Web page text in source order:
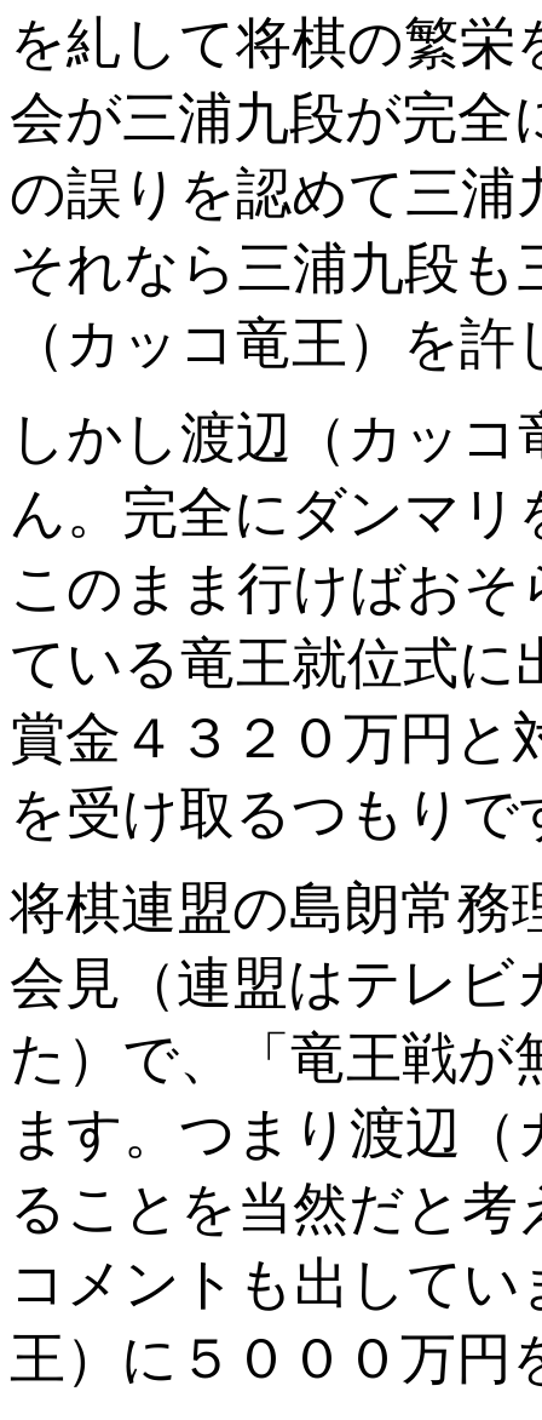
を糺して将棋の繁
会が三浦九段が完全
の誤りを認めて三浦
それなら三浦九段
（カッコ竜王）を
しかし渡辺（カッ
ん。完全にダンマ
このまま行けばお
ている竜王就位式に
賞金４３２０万円と
を受け取るつもりで
将棋連盟の島朗常務
会見（連盟はテレビ
た）で、「竜王戦
ます。つまり渡辺
ることを当然だと
コメントも出して
王）に５０００万円